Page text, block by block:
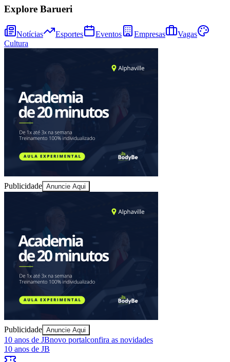
Vitória
Explore Barueri
Notícias Esportes Eventos Empresas
Vagas
Cultura
Publicidade Anuncie Aqui
Publicidade Anuncie Aqui